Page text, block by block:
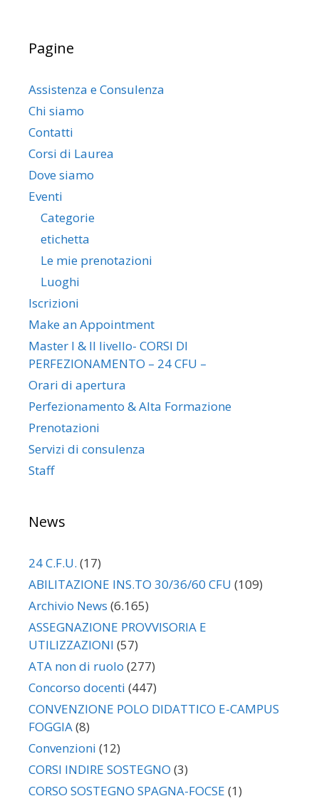
Pagine
Assistenza e Consulenza
Chi siamo
Contatti
Corsi di Laurea
Dove siamo
Eventi
Categorie
etichetta
Le mie prenotazioni
Luoghi
Iscrizioni
Make an Appointment
Master I & II livello- CORSI DI
PERFEZIONAMENTO – 24 CFU –
Orari di apertura
Perfezionamento & Alta Formazione
Prenotazioni
Servizi di consulenza
Staff
News
24 C.F.U. (17)
ABILITAZIONE INS.TO 30/36/60 CFU (109)
Archivio News (6.165)
ASSEGNAZIONE PROVVISORIA E
UTILIZZAZIONI (57)
ATA non di ruolo (277)
Concorso docenti (447)
CONVENZIONE POLO DIDATTICO E-CAMPUS
FOGGIA(8)
Convenzioni (12)
CORSI INDIRE SOSTEGNO (3)
CORSO SOSTEGNO SPAGNA-FOCSE (1)